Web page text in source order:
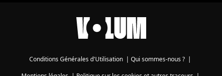
Conditions Générales d'Utilisation Qui sommes-nous ?